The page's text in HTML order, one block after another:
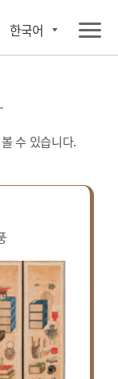
한국어
수 있습니다.